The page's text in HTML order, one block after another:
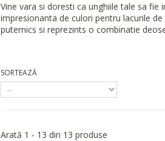
Vine vara si doresti ca unghiile tale sa
impresionanta de culori pentru lacurile
puternics si reprezints o combinatie
SORTEAZĂ
Arată 1 - 13 din 13 produse